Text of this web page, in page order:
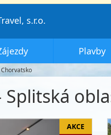
s.r.o.
Plavby
Chorvatsko
Splitská